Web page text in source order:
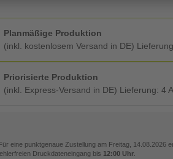
Planmäßige Produktion
(inkl. kostenlosem Versand in DE)
Priorisierte Produktion
(inkl. Express-Versand in DE) Lieferung: 4
eine punktgenaue Zustellung am Freitag, 14.08.2026
Druckdateneingang bis 12:00 Uhr